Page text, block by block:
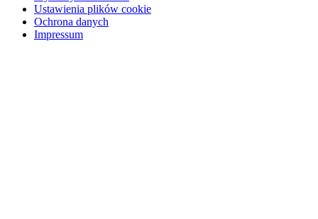
Ustawienia plików cookie
Ochrona danych
Impressum